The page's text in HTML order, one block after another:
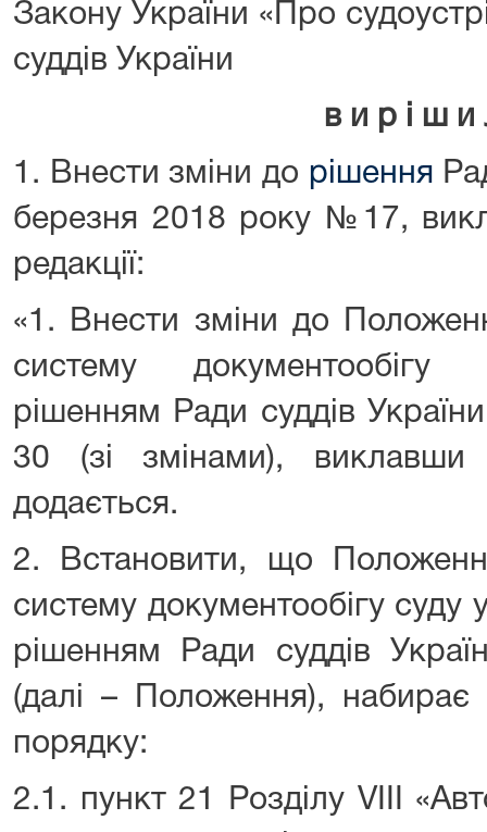
Закону України «Про
суддів України
в и р і ш и
1. Внести зміни до рішення
березня 2018 року №17,
редакції:
«1. Внести зміни до
систему документообігу
рішенням Ради суддів
30 (зі змінами),
додається.
2. Встановити, що
систему документообігу суду
рішенням Ради суддів
(далі – Положення), набирає
порядку:
2.1. пункт 21 Розділу VIIІ